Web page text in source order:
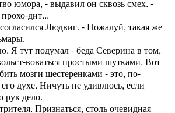
юмора, - выдавил он сквозь смех. -
дит...
Людвиг. - Пожалуй, такая же
Я тут подумал - беда Северина в том,
воваться простыми шутками. Вот
мозги шестеренками - это, по-
духе. Ничуть не удивлюсь, если
рук дело.
Признаться, столь очевидная